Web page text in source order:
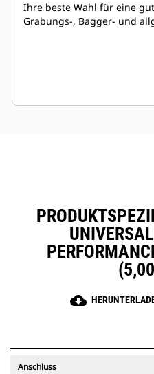
Ihre beste Wahl für eine
Grabungs-, Bagger- und
cloud_download
Anschluss